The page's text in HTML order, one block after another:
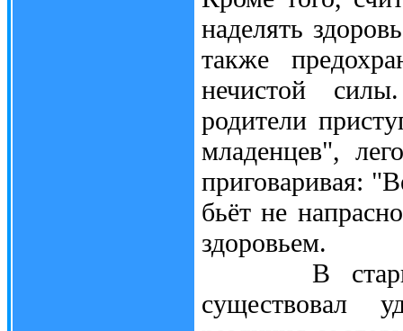
наделять
также
нечистой
родители
младенцев",
приговаривая:
бьёт не
здоровьем.
В старину
существовал